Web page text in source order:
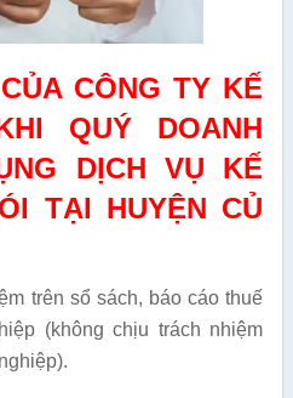
CÔNG TY KẾ
QUÝ DOANH
DỊCH VỤ KẾ
TẠI HUYỆN CỦ
trên sổ sách, báo cáo thuế
(không chịu trách nhiệm